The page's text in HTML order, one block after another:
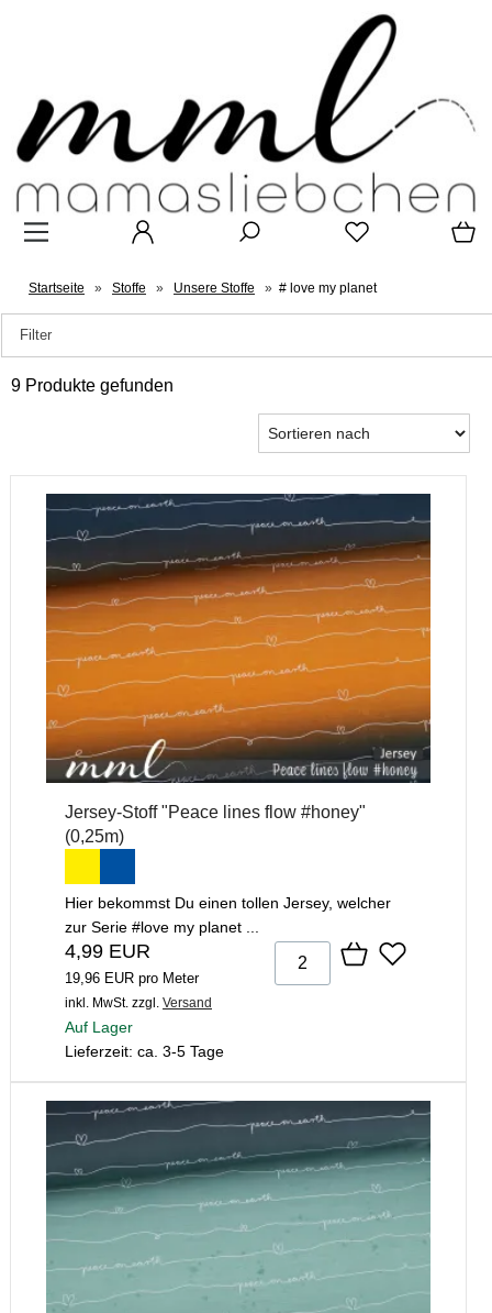
Startseite » Stoffe » Unsere Stoffe » # love my planet
Filter
9 Produkte gefunden
Jersey-Stoff "Peace lines flow #honey"
(0,25m)
Hier bekommst Du einen tollen Jersey, welcher
zur Serie #love my planet ...
4,99 EUR
19,96 EUR pro Meter
inkl. MwSt. zzgl. Versand
Auf Lager
Lieferzeit: ca. 3-5 Tage